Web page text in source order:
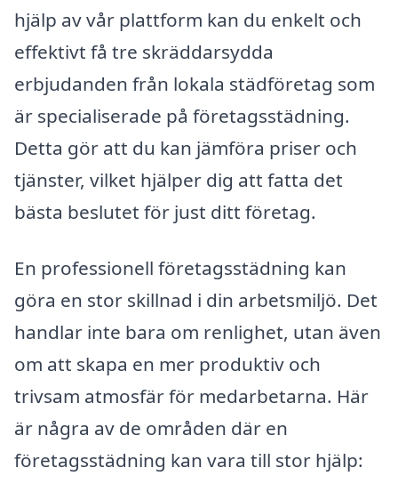
hjälp av vår plattform kan du enkelt och
effektivt få tre skräddarsydda
erbjudanden från lokala städföretag som
är specialiserade på företagsstädning.
Detta gör att du kan jämföra priser och
tjänster, vilket hjälper dig att fatta det
bästa beslutet för just ditt företag.
En professionell företagsstädning kan
göra en stor skillnad i din arbetsmiljö. Det
handlar inte bara om renlighet, utan även
om att skapa en mer produktiv och
trivsam atmosfär för medarbetarna. Här
är några av de områden där en
företagsstädning kan vara till stor hjälp: